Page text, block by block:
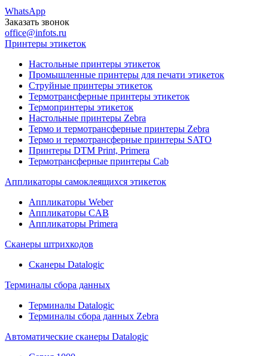
WhatsApp
Заказать звонок
office@infots.ru
Принтеры этикеток
Настольные принтеры этикеток
Промышленные принтеры для печати этикеток
Струйные принтеры этикеток
Термотрансферные принтеры этикеток
Термопринтеры этикеток
Настольные принтеры Zebra
Термо и термотрансферные принтеры Zebra
Термо и термотрансферные принтеры SATO
Принтеры DTM Print, Primera
Термотрансферные принтеры Cab
Аппликаторы самоклеящихся этикеток
Аппликаторы Weber
Аппликаторы CAB
Аппликаторы Primera
Сканеры штрихкодов
Сканеры Datalogic
Терминалы сбора данных
Терминалы Datalogic
Терминалы сбора данных Zebra
Автоматические сканеры Datalogic